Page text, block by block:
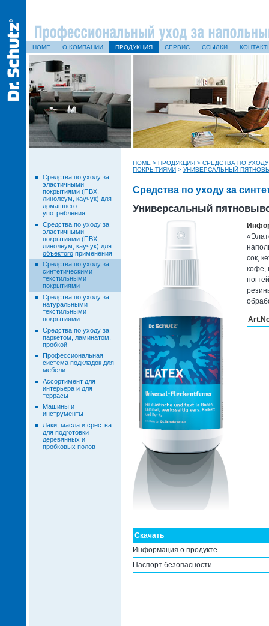
HOME О КОМПАНИИ ПРОДУКЦИЯ СЕРВИС ССЫЛКИ
Средства по уходу за
эластичными
покрытиями (ПВХ,
линолеум, каучук) для
домашнего
употребления
Средства по уходу за
эластичными
покрытиями (ПВХ,
линолеум, каучук) для
объектогоприменения
Средства по уходу за
синтетическими
текстильными
покрытиями
Средства по уходу за
натуральными
текстильными
покрытиями
Средства по уходу за
паркетом, ламинатом,
пробкой
Профессиональная
система подкладок для
мебели
Ассортимент для
интерьера и для
террасы
Машины и
инструменты
Лаки, масла и срества
для подготовки
деревянных и
пробковых полов
HOME > ПРОДУКЦИЯ > СРЕДСТВА ПО
ПОКРЫТИЯМИ > УНИВЕРСАЛЬНЫЙ
Средства по уходу за
Универсальный
сок,
кофе,
Скачать
Информация о продукте
Паспорт безопасности